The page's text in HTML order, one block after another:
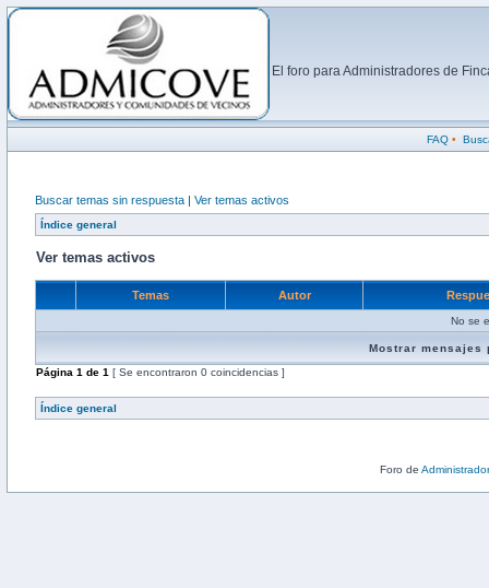
El foro para Administradores de
FAQ•
Buscar temas sin respuesta | Ver temas activos
Índice general
Ver temas activos
Temas Autor
No se
Mostrar mensajes
Página 1 de 1 [ Se encontraron 0 coincidencias ]
Índice general
Foro de